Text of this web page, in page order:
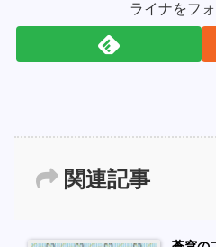
ライナをフ
関連記事